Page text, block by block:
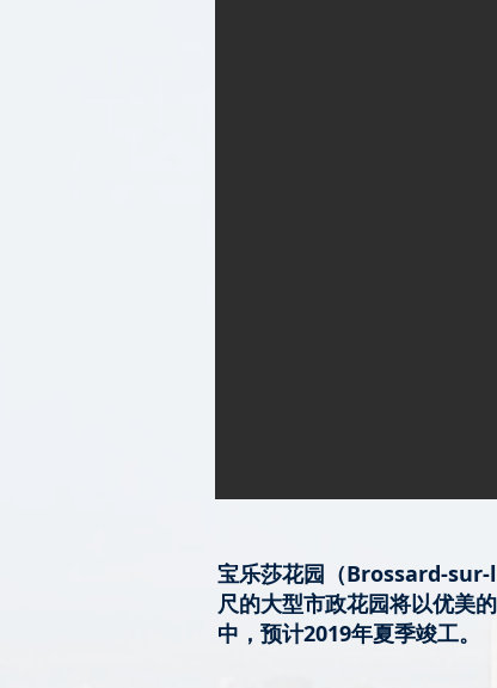
宝乐莎花园（Brossard-
尺的大型市政花园将以优美
中，预计2019年夏季竣工。